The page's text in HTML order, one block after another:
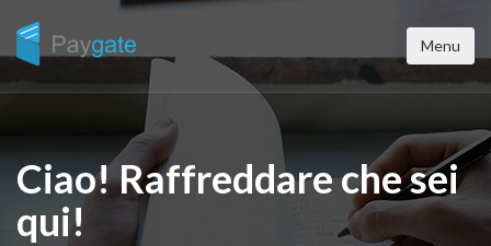
Menu
Ciao! Raffreddare che sei
qui!